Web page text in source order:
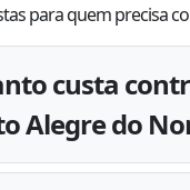
para quem precisa
custa
Alegre do